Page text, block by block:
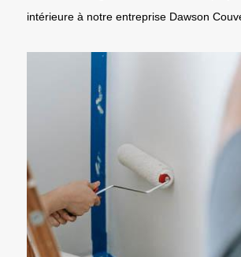
intérieure à notre entreprise Dawson